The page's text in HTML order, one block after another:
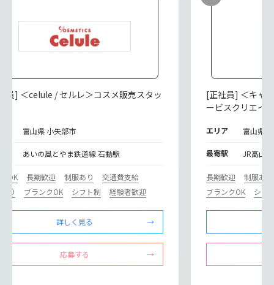
員] ＜celule / セルレ＞コスメ販売スタッ
富山県 小矢部市
あいの風とやま鉄道線 石動駅
OK 長期歓迎 制服あり
交通費支給
り
ブランクOK シフト制 経験者歓迎
詳しく見る
応募する
[正社員] ＜キャ
ービスクリエイ
エリア 富山県
最寄駅 JR高山
長期歓迎
制服あり
ブランクOK
シフ